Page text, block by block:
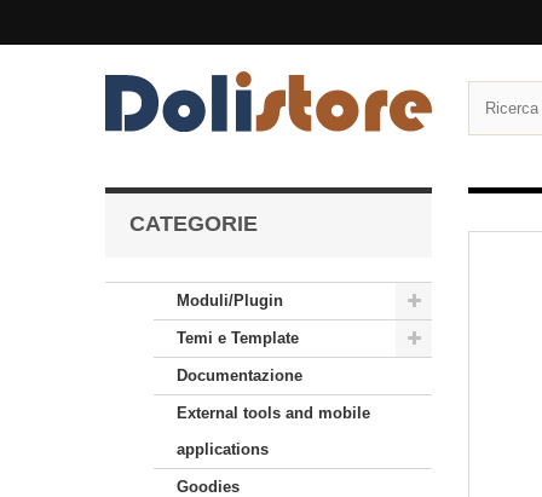
CATEGORIE
Moduli/Plugin
Temi e Template
Documentazione
External tools and mobile
applications
Goodies